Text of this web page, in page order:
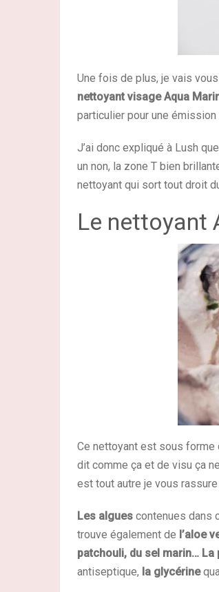
Une fois de plus, je vais
nettoyant visage Aqua
particulier pour une
J’ai donc expliqué à Lush que
un non, la zone T bien
nettoyant qui sort tout droit
Le nettoyant
Ce nettoyant est sous forme
dit comme ça et de visu ça
est tout autre je vous rassure
Les algues contenues dans
trouve également de l’aloe
patchouli, du sel marin… La
antiseptique, la glycérine